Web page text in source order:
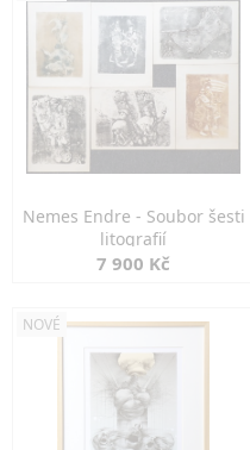
Nemes Endre - Soubor šesti
litografií
7 900 Kč
NOVÉ